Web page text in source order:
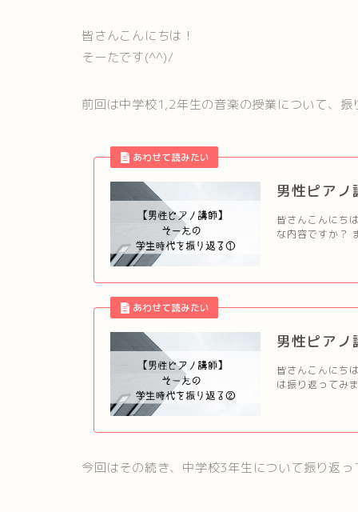
皆さんこんにちは！
そーたです(^^)/
前回は中学校1,2年生の音楽の授業について、振
男性ピア
皆さんこんにち
な内容ですか？
男性ピア
皆さんこんにち
は振り返って
今回はその続き、中学校3年生について振り返